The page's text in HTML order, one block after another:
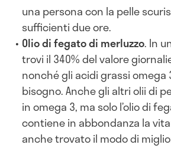
una persona con la pelle
sufficienti due ore.
Olio di fegato di merluzzo. In
trovi il 340% del valore
nonché gli acidi grassi omega
bisogno. Anche gli altri olii di
in omega 3, ma solo l’olio di
contiene in abbondanza la
anche trovato il modo di